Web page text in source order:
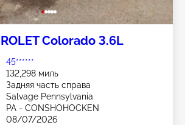
Colorado 3.6L
45******
132,298 миль
Задняя часть справа
Salvage Pennsylvania
PA - CONSHOHOCKEN
08/07/2026